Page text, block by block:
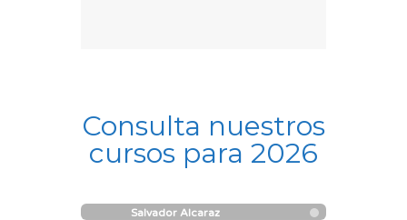
Consulta nuestros
cursos para 2026
Salvador Alcaraz